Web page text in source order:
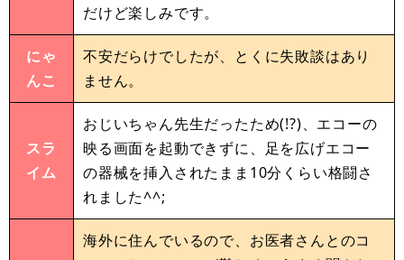
だけど楽しみです。
にゃ
んこ
不安だらけでしたが、とくに失敗談はあり
ません。
スラ
イム
おじいちゃん先生だったため(!?)、エコーの
映る画面を起動できずに、足を広げエコー
の器械を挿入されたまま10分くらい格闘さ
れました^^;
海外に住んでいるので、お医者さんとのコ